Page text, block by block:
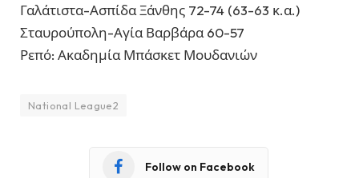
Γαλάτιστα-Ασπίδα Ξάνθης 72-74 (63-63 κ.α.)
Σταυρούπολη-Αγία Βαρβάρα 60-57
Ρεπό: Ακαδημία Μπάσκετ Μουδανιών
National League2
Follow on Facebook